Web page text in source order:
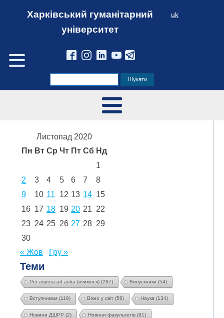
Харківський гуманітарний
університет
uk
Листопад 2020
Пн Вт Ср Чт Пт Сб Нд
1
2
3 4 5 6 7
8
9
10 11 12 13 14 15
16 17 18 19 20 21 22
23 24 25 26 27 28 29
30
« Жов
Гру »
Теми
Per aspera ad astra (вчимося) (287) Випускники (54)
Вступникам (119) Вікно у світ (56) Наука (134)
Новини ДШРР (2) Новини факультетів (91)